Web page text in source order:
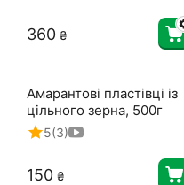
‍360‍ ₴
Амарантові пластівці із
цільного зерна, 500г
5(3)
‍150‍ ₴